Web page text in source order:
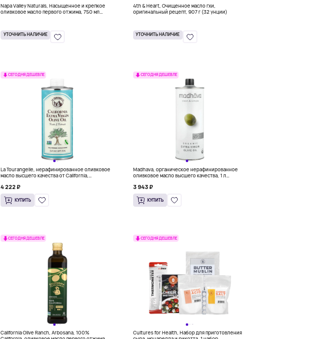
Napa Valley Naturals, Насыщенное и крепкое
оливковое масло первого отжима, 750 мл
УТОЧНИТЬ НАЛИЧИЕ
4th & Heart, Очищенное масло гхи,
оригинальный рецепт, 907 г (32 унции)
УТОЧНИТЬ НАЛИЧИЕ
СЕГОДНЯ ДЕШЕВЛЕ
La Tourangelle, нерафинированное оливковое
масло высшего качества от California,
унции)
4 222 ₽
КУПИТЬ
СЕГОДНЯ ДЕШЕВЛЕ
Madhava, органическое нерафинированное
оливковое масло высшего качества, 1 л
3 943 ₽
КУПИТЬ
СЕГОДНЯ ДЕШЕВЛЕ
California Olive Ranch, Arbosana, 100%
СЕГОДНЯ ДЕШЕВЛЕ
Cultures for Health, Набор для приготовления